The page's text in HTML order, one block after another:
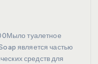
туалетное
является частью
средств для